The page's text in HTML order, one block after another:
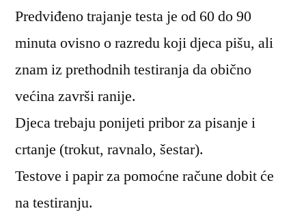
Predviđeno trajanje testa je od 60 do 90
minuta ovisno o razredu koji djeca pišu, ali
znam iz prethodnih testiranja da obično
većina završi ranije.
Djeca trebaju ponijeti pribor za pisanje i
crtanje (trokut, ravnalo, šestar).
Testove i papir za pomoćne račune dobit će
na testiranju.